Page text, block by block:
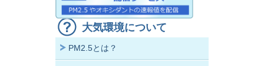
大気環境について
PM2.5とは？